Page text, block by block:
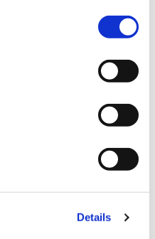
Details